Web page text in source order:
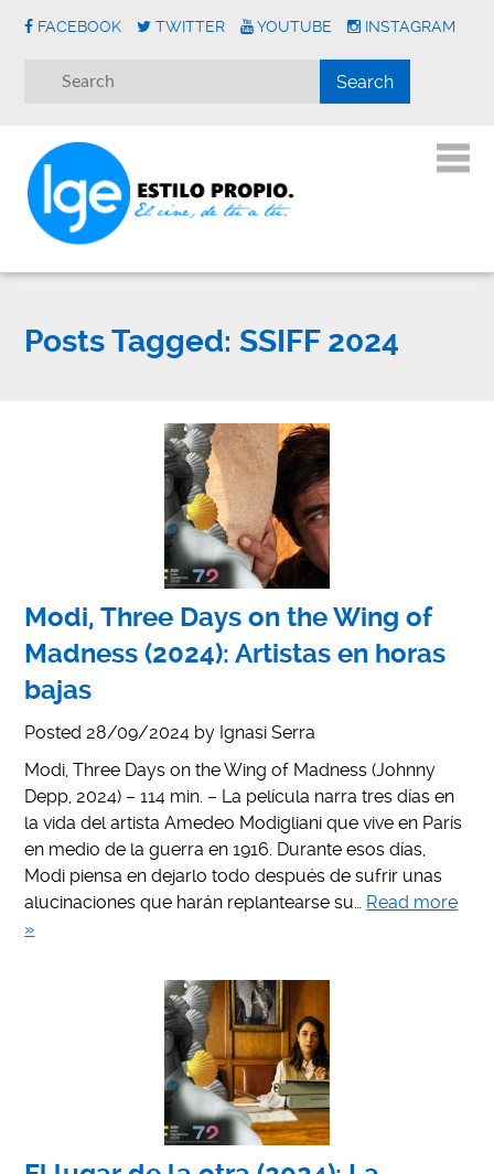
FACEBOOK TWITTER YOUTUBE INSTAGRAM
Posts Tagged: SSIFF 2024
Modi, Three Days on the Wing of
Madness (2024): Artistas en horas
bajas
Posted 28/09/2024 by Ignasi Serra
Modi, Three Days on the Wing of Madness (Johnny
Depp, 2024) – 114 min. – La película narra tres días en
la vida del artista Amedeo Modigliani que vive en París
en medio de la guerra en 1916. Durante esos días,
Modi piensa en dejarlo todo después de sufrir unas
alucinaciones que harán replantearse su… Read more
»